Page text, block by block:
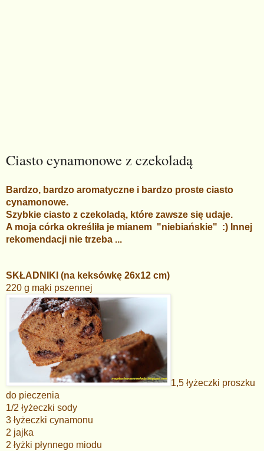
Ciasto cynamonowe z czekoladą
Bardzo, bardzo aromatyczne i bardzo proste ciasto
cynamonowe.
Szybkie ciasto z czekoladą, które zawsze się udaje.
A moja córka określiła je mianem "niebiańskie" :) Innej
rekomendacji nie trzeba ...
SKŁADNIKI (na keksówkę 26x12 cm)
220 g mąki pszennej
1,5 łyżeczki proszku
do pieczenia
1/2 łyżeczki sody
3 łyżeczki cynamonu
2 jajka
2 łyżki płynnego miodu